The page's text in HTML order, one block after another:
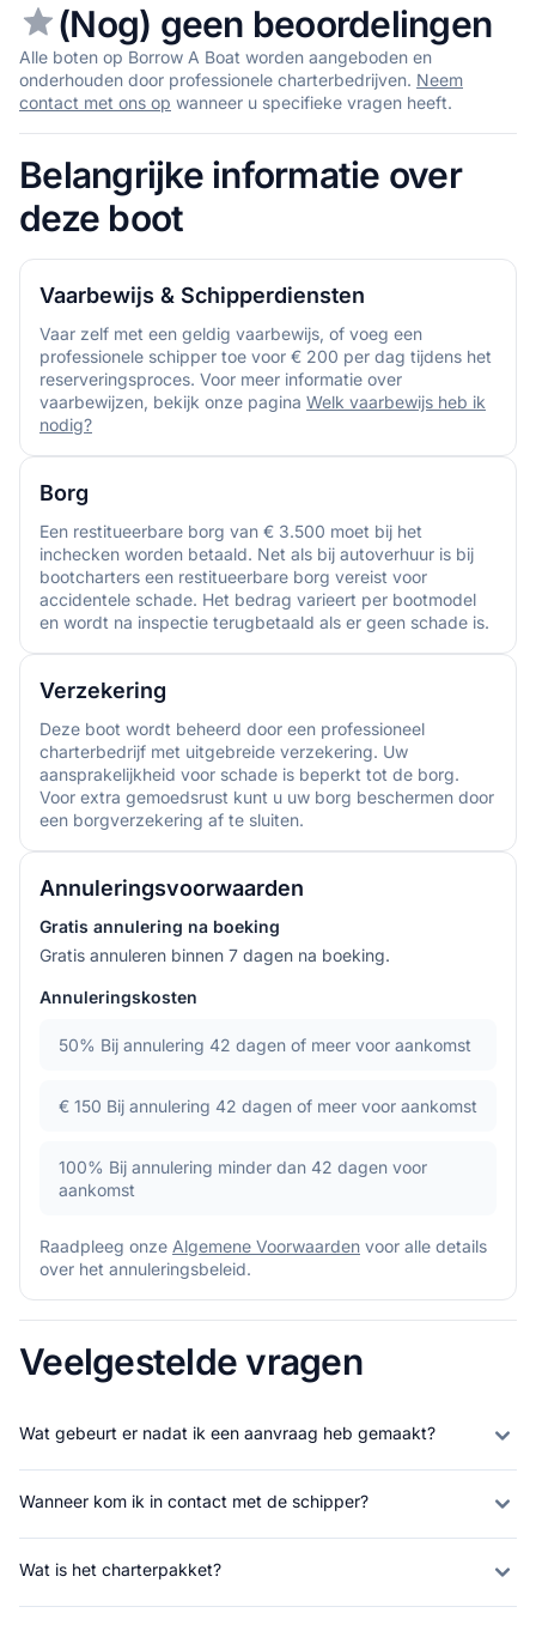
(Nog) geen beoordelingen
Alle boten op Borrow A Boat worden aangeboden en
onderhouden door professionele charterbedrijven. Neem
contact met ons op wanneer u specifieke vragen heeft.
Belangrijke informatie over
deze boot
Vaarbewijs & Schipperdiensten
Vaar zelf met een geldig vaarbewijs, of voeg een
professionele schipper toe voor € 200 per dag tijdens het
reserveringsproces. Voor meer informatie over
vaarbewijzen, bekijk onze pagina Welk vaarbewijs heb ik
nodig?
Borg
Een restitueerbare borg van € 3.500 moet bij het
inchecken worden betaald. Net als bij autoverhuur is bij
bootcharters een restitueerbare borg vereist voor
accidentele schade. Het bedrag varieert per bootmodel
en wordt na inspectie terugbetaald als er geen schade is.
Verzekering
Deze boot wordt beheerd door een professioneel
charterbedrijf met uitgebreide verzekering. Uw
aansprakelijkheid voor schade is beperkt tot de borg.
Voor extra gemoedsrust kunt u uw borg beschermen door
een borgverzekering af te sluiten.
Annuleringsvoorwaarden
Gratis annulering na boeking
Gratis annuleren binnen 7 dagen na boeking.
Annuleringskosten
50% Bij annulering 42 dagen of meer voor aankomst
€ 150 Bij annulering 42 dagen of meer voor aankomst
100% Bij annulering minder dan 42 dagen voor
aankomst
Raadpleeg onze Algemene Voorwaarden voor alle details
over het annuleringsbeleid.
Veelgestelde vragen
Wat gebeurt er nadat ik een aanvraag heb gemaakt?
Wanneer kom ik in contact met de schipper?
Wat is het charterpakket?